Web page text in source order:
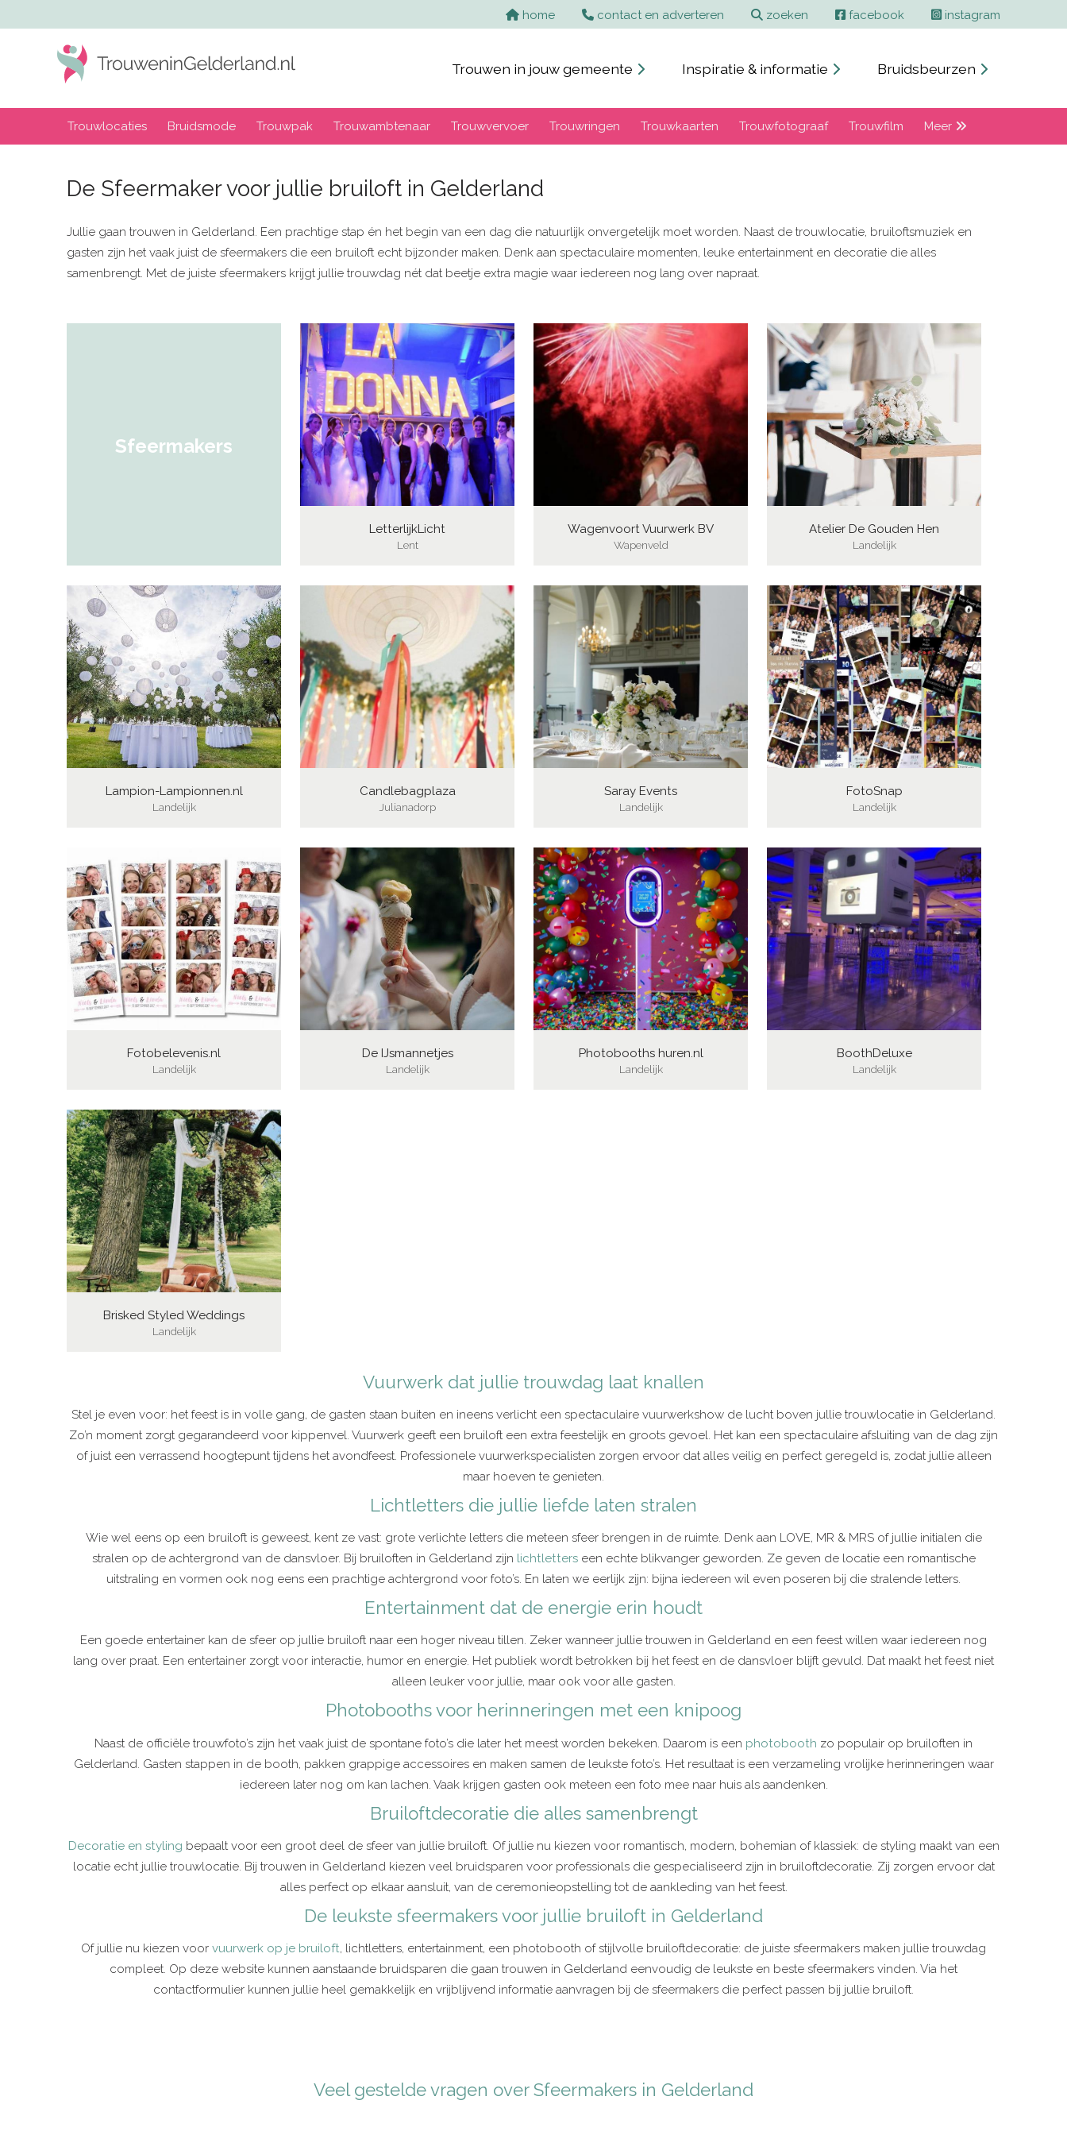
home contact en adverteren zoeken facebook instagram
Trouwen in jouw gemeente Inspiratie & informatie Bruidsbeurzen
Trouwlocaties Bruidsmode Trouwpak Trouwambtenaar Trouwvervoer Trouwringen Trouwkaarten Trouwfotograaf Trouwfilm Meer
De Sfeermaker voor jullie bruiloft in Gelderland
Jullie gaan trouwen in Gelderland. Een prachtige stap én het begin van een dag die natuurlijk onvergetelijk moet worden. Naast de trouwlocatie, bruiloftsmuziek en
gasten zijn het vaak juist de sfeermakers die een bruiloft echt bijzonder maken. Denk aan spectaculaire momenten, leuke entertainment en decoratie die alles
samenbrengt. Met de juiste sfeermakers krijgt jullie trouwdag nét dat beetje extra magie waar iedereen nog lang over napraat.
Sfeermakers
LetterlijkLicht
Lent
Wagenvoort Vuurwerk BV
Wapenveld
Atelier De Gouden Hen
Landelijk
Lampion-Lampionnen.nl
Landelijk
Candlebagplaza
Julianadorp
Saray Events
Landelijk
FotoSnap
Landelijk
Fotobelevenis.nl
Landelijk
De IJsmannetjes
Landelijk
Photobooths huren.nl
Landelijk
BoothDeluxe
Landelijk
Brisked Styled Weddings
Landelijk
Vuurwerk dat jullie trouwdag laat knallen
Stel je even voor: het feest is in volle gang, de gasten staan buiten en ineens verlicht een spectaculaire vuurwerkshow de lucht boven jullie trouwlocatie in Gelderland.
Zo’n moment zorgt gegarandeerd voor kippenvel. Vuurwerk geeft een bruiloft een extra feestelijk en groots gevoel. Het kan een spectaculaire afsluiting van de dag zijn
of juist een verrassend hoogtepunt tijdens het avondfeest. Professionele vuurwerkspecialisten zorgen ervoor dat alles veilig en perfect geregeld is, zodat jullie alleen
maar hoeven te genieten.
Lichtletters die jullie liefde laten stralen
Wie wel eens op een bruiloft is geweest, kent ze vast: grote verlichte letters die meteen sfeer brengen in de ruimte. Denk aan LOVE, MR & MRS of jullie initialen die
stralen op de achtergrond van de dansvloer. Bij bruiloften in Gelderland zijn lichtletterseen echte blikvanger geworden. Ze geven de locatie een romantische
uitstraling en vormen ook nog eens een prachtige achtergrond voor foto’s. En laten we eerlijk zijn: bijna iedereen wil even poseren bij die stralende letters.
Entertainment dat de energie erin houdt
Een goede entertainer kan de sfeer op jullie bruiloft naar een hoger niveau tillen. Zeker wanneer jullie trouwen in Gelderland en een feest willen waar iedereen nog
lang over praat. Een entertainer zorgt voor interactie, humor en energie. Het publiek wordt betrokken bij het feest en de dansvloer blijft gevuld. Dat maakt het feest niet
alleen leuker voor jullie, maar ook voor alle gasten.
Photobooths voor herinneringen met een knipoog
Naast de officiële trouwfoto’s zijn het vaak juist de spontane foto’s die later het meest worden bekeken. Daarom is een photobooth zo populair op bruiloften in
Gelderland. Gasten stappen in de booth, pakken grappige accessoires en maken samen de leukste foto’s. Het resultaat is een verzameling vrolijke herinneringen waar
iedereen later nog om kan lachen. Vaak krijgen gasten ook meteen een foto mee naar huis als aandenken.
Bruiloftdecoratie die alles samenbrengt
Decoratie en styling bepaalt voor een groot deel de sfeer van jullie bruiloft. Of jullie nu kiezen voor romantisch, modern, bohemian of klassiek: de styling maakt van een
locatie echt jullie trouwlocatie. Bij trouwen in Gelderland kiezen veel bruidsparen voor professionals die gespecialiseerd zijn in bruiloftdecoratie. Zij zorgen ervoor dat
alles perfect op elkaar aansluit, van de ceremonieopstelling tot de aankleding van het feest.
De leukste sfeermakers voor jullie bruiloft in Gelderland
Of jullie nu kiezen voor vuurwerk op je bruiloft, lichtletters, entertainment, een photobooth of stijlvolle bruiloftdecoratie: de juiste sfeermakers maken jullie trouwdag
compleet. Op deze website kunnen aanstaande bruidsparen die gaan trouwen in Gelderland eenvoudig de leukste en beste sfeermakers vinden. Via het
contactformulier kunnen jullie heel gemakkelijk en vrijblijvend informatie aanvragen bij de sfeermakers die perfect passen bij jullie bruiloft.
Veel gestelde vragen over Sfeermakers in Gelderland